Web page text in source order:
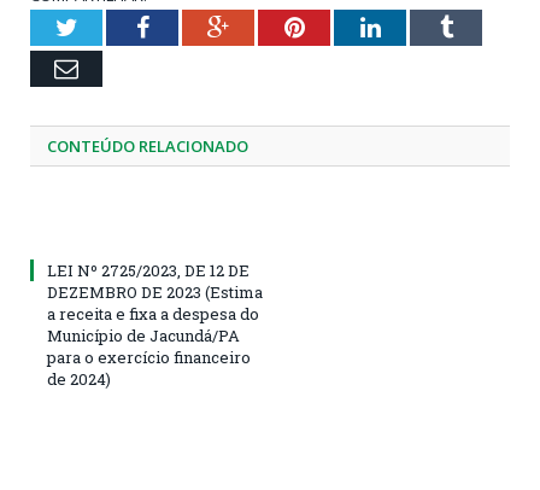
TwitterFacebookGoogle+PinterestLinkedInTumblr
Email
CONTEÚDO RELACIONADO
LEI Nº 2725/2023, DE 12 DE
DEZEMBRO DE 2023 (Estima
a receita e fixa a despesa do
Município de Jacundá/PA
para o exercício financeiro
de 2024)